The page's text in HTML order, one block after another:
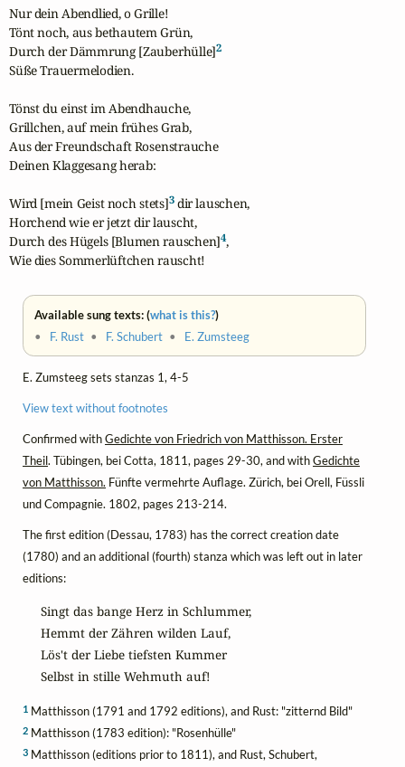
Nur dein Abendlied, o Grille!
Tönt noch, aus bethautem Grün,
Durch der Dämmrung [Zauberhülle]2
Süße Trauermelodien.
Tönst du einst im Abendhauche,
Grillchen, auf mein frühes Grab,
Aus der Freundschaft Rosenstrauche
Deinen Klaggesang herab:
Wird [mein Geist noch stets]3 dir lauschen,
Horchend wie er jetzt dir lauscht,
Durch des Hügels [Blumen rauschen]4,
Wie dies Sommerlüftchen rauscht!
Available sung texts: (what is this?)
• F. Rust • F. Schubert • E. Zumsteeg
E. Zumsteeg sets stanzas 1, 4-5
View text without footnotes
Confirmed withGedichte von Friedrich von Matthisson. Erster
Theil. Tübingen, bei Cotta, 1811, pages 29-30, and withGedichte
von Matthisson. Fünfte vermehrte Auflage. Zürich, bei Orell, Füssli
und Compagnie. 1802, pages 213-214.
The first edition (Dessau, 1783) has the correct creation date
(1780) and an additional (fourth) stanza which was left out in later
editions:
Singt das bange Herz in Schlummer,
Hemmt der Zähren wilden Lauf,
Lös't der Liebe tiefsten Kummer
Selbst in stille Wehmuth auf!
1 Matthisson (1791 and 1792 editions), and Rust: "zitternd Bild"
2 Matthisson (1783 edition): "Rosenhülle"
3 Matthisson (editions prior to 1811), and Rust, Schubert,